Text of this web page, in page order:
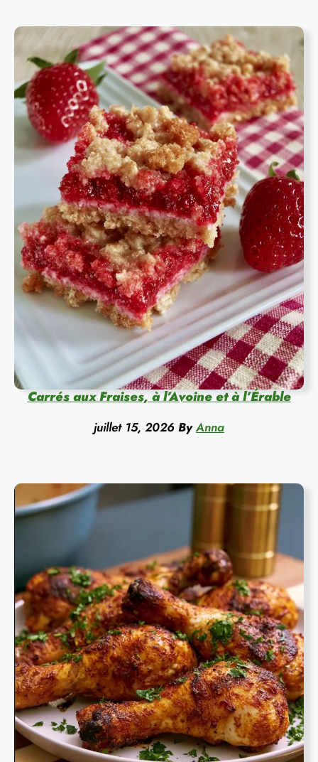
Carrés aux Fraises, à l’Avoine et à l’Érable
juillet 15, 2026 By Anna